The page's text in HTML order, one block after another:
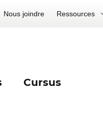
Nous joindre Ressources
Cursus